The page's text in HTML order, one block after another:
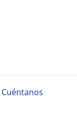
Cuéntanos